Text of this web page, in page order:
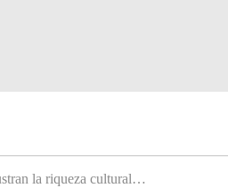
la riqueza cultural…